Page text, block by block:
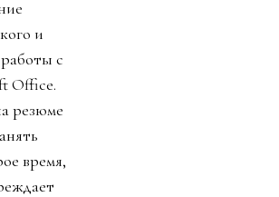
и
с
Office.
резюме
время,